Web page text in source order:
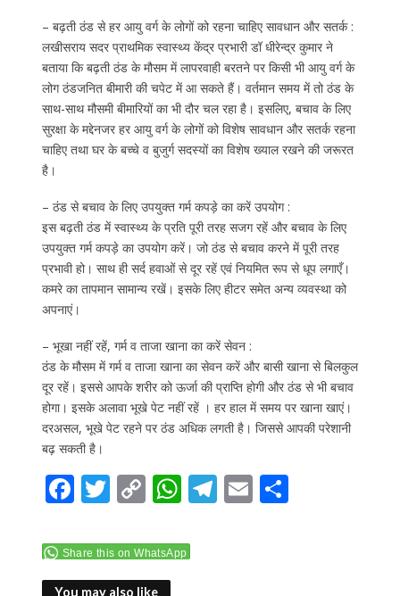
– बढ़ती ठंड से हर आयु वर्ग के लोगों को रहना चाहिए सावधान और सतर्क :
लखीसराय सदर प्राथमिक स्वास्थ्य केंद्र प्रभारी डॉ धीरेन्द्र कुमार ने
बताया कि बढ़ती ठंड के मौसम में लापरवाही बरतने पर किसी भी आयु वर्ग के
लोग ठंडजनित बीमारी की चपेट में आ सकते हैं। वर्तमान समय में तो ठंड के
साथ-साथ मौसमी बीमारियों का भी दौर चल रहा है। इसलिए, बचाव के लिए
सुरक्षा के मद्देनजर हर आयु वर्ग के लोगों को विशेष सावधान और सतर्क रहना
चाहिए तथा घर के बच्चे व बुजुर्ग सदस्यों का विशेष ख्याल रखने की जरूरत
है।
– ठंड से बचाव के लिए उपयुक्त गर्म कपड़े का करें उपयोग :
इस बढ़ती ठंड में स्वास्थ्य के प्रति पूरी तरह सजग रहें और बचाव के लिए
उपयुक्त गर्म कपड़े का उपयोग करें। जो ठंड से बचाव करने में पूरी तरह
प्रभावी हो। साथ ही सर्द हवाओं से दूर रहें एवं नियमित रूप से धूप लगाएँ।
कमरे का तापमान सामान्य रखें। इसके लिए हीटर समेत अन्य व्यवस्था को
अपनाएं।
– भूखा नहीं रहें, गर्म व ताजा खाना का करें सेवन :
ठंड के मौसम में गर्म व ताजा खाना का सेवन करें और बासी खाना से बिलकुल
दूर रहें। इससे आपके शरीर को ऊर्जा की प्राप्ति होगी और ठंड से भी बचाव
होगा। इसके अलावा भूखे पेट नहीं रहें । हर हाल में समय पर खाना खाएं।
दरअसल, भूखे पेट रहने पर ठंड अधिक लगती है। जिससे आपकी परेशानी
बढ़ सकती है।
F
e
b
T
itt
er
C
p
y
W
at
T E S
Share this on WhatsApp
You may also like